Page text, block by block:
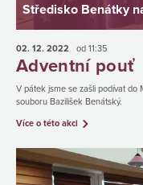
Středisko Benátky
02. 12. 2022 od 11:35
Adventní pouť
V pátek jsme se zašli podívat do
souboru Bazilišek Benátský.
Více o této akci